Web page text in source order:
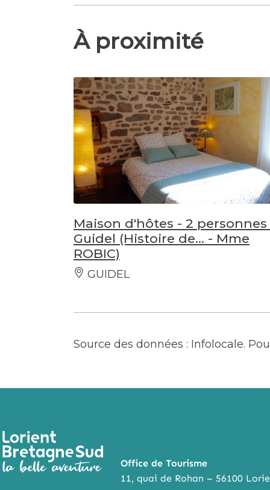
À proximité
Maison d'hôtes - 2 personnes
Guidel (Histoire de... - Mme
ROBIC)
GUIDEL
Source des données : Infolocale.
Office de Tourisme
11, quai de Rohan – 56100